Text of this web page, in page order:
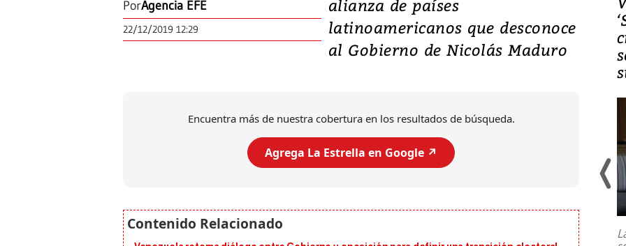
PorAgencia EFE
22/12/2019 12:29
alianza de países
latinoamericanos que desconoce
al Gobierno de Nicolás Maduro
Encuentra más de nuestra cobertura en los resultados de búsqueda.
Agrega La Estrella en Google ↗️
deja heridos y graves
daños en Kumamoto
7,1 se registró este martes 28 de